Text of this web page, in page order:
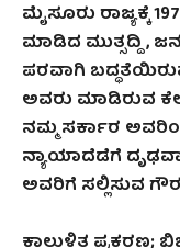
ಮೈಸೂರು ರಾಜ್ಯಕ್ಕೆ
ಮಾಡಿದ ಮುತ್ಸದ್ದಿ ,
ಪರವಾಗಿ
ಅವರು ಮಾಡಿರುವ
ನಮ್ಮ ಸರ್ಕಾರ
ನ್ಯಾಯಾದೆಡೆಗೆ
ಅವರಿಗೆ ಸಲ್ಲಿಸುವ